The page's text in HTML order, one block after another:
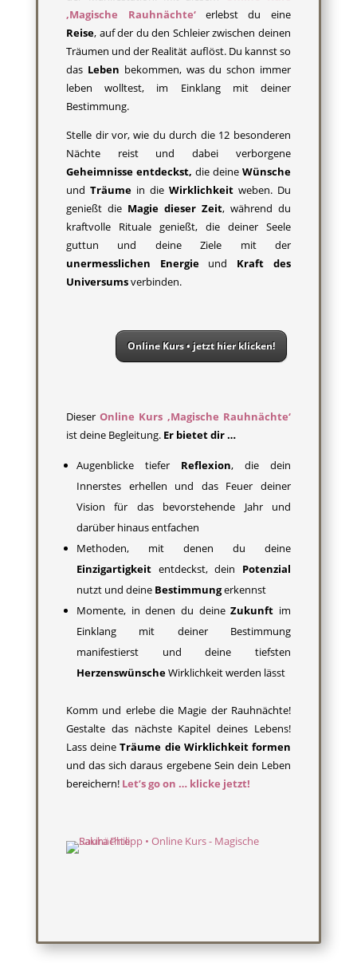
‚Magische Rauhnächte‘erlebst du eine
Reise, auf der du den Schleier zwischen deinen
Träumen und der Realität auflöst. Du kannst so
das Leben bekommen, was du schon immer
leben wolltest, im Einklang mit deiner
Bestimmung.
Stelle dir vor, wie du durch die 12 besonderen
Nächte reist und dabei verborgene
Geheimnisse entdeckst, die deine Wünsche
undTräume in die Wirklichkeitweben. Du
genießt die Magie dieser Zeit, während du
kraftvolle Rituale genießt, die deiner Seele
guttun und deine Ziele mit der
unermesslichen Energieund Kraft des
Universumsverbinden.
Online Kurs • jetzt hier klicken!
DieserOnline Kurs ‚Magische Rauhnächte‘
ist deine Begleitung. Er bietet dir …
Augenblicke tiefer Reflexion, die dein
Innerstes erhellen und das Feuer deiner
Vision für das bevorstehende Jahr und
darüber hinaus entfachen
Methoden, mit denen du deine
Einzigartigkeit entdeckst, dein Potenzial
nutzt und deine Bestimmungerkennst
Momente, in denen du deineZukunft im
Einklang mit deiner Bestimmung
manifestierst und deine tiefsten
HerzenswünscheWirklichkeit werden lässt
Komm und erlebe die Magie der Rauhnächte!
Gestalte das nächste Kapitel deines Lebens!
Lass deineTräume die Wirklichkeit formen
und das sich daraus ergebene Sein dein Leben
bereichern! Let’s go on … klicke jetzt!